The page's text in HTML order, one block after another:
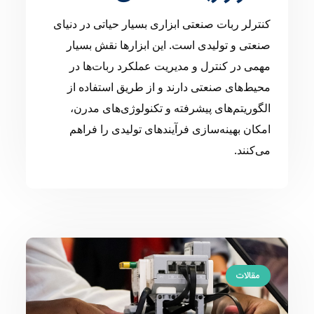
کنترلر ربات صنعتی ابزاری بسیار حیاتی در دنیای
صنعتی و تولیدی است. این ابزارها نقش بسیار
مهمی در کنترل و مدیریت عملکرد ربات‌ها در
محیط‌های صنعتی دارند و از طریق استفاده از
الگوریتم‌های پیشرفته و تکنولوژی‌های مدرن،
امکان بهینه‌سازی فرآیندهای تولیدی را فراهم
می‌کنند.
مقالات